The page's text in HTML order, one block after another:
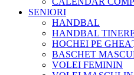
SENIORI
HANDBAL
HANDBAL
HOCHEI PE
BASCHET
VOLEI FEMININ